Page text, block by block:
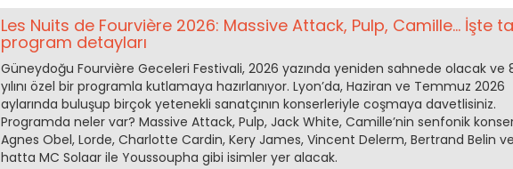
Les Nuits de Fourvière 2026: Massive Attack, Pulp, Camille... İşte
program detayları
Güneydoğu Fourvière Geceleri Festivali, 2026 yazında yeniden sahnede olacak ve
yılını özel bir programla kutlamaya hazırlanıyor. Lyon’da, Haziran ve Temmuz 2026
aylarında buluşup birçok yetenekli sanatçının konserleriyle coşmaya davetlisiniz.
Programda neler var? Massive Attack, Pulp, Jack White, Camille’nin senfonik
Agnes Obel, Lorde, Charlotte Cardin, Kery James, Vincent Delerm, Bertrand Belin
hatta MC Solaar ile Youssoupha gibi isimler yer alacak.